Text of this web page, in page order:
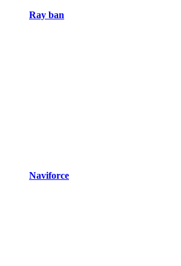
Ray ban
Naviforce